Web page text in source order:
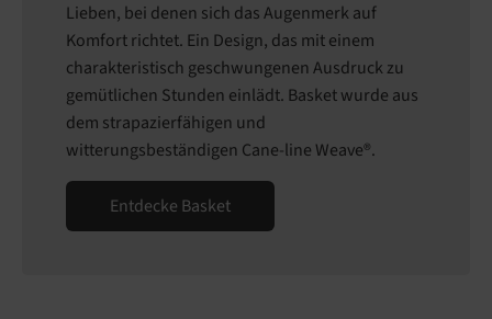
Lieben, bei denen sich das Augenmerk auf
Komfort richtet. Ein Design, das mit einem
charakteristisch geschwungenen Ausdruck zu
gemütlichen Stunden einlädt. Basket wurde aus
dem strapazierfähigen und
witterungsbeständigen Cane-line Weave®.
Entdecke Basket